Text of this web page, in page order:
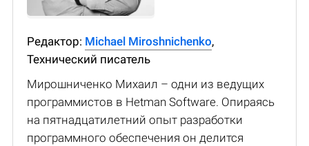
Редактор: Michael Miroshnichenko,
Технический писатель
Мирошниченко Михаил – одни из ведущих
программистов в Hetman Software. Опираясь
на пятнадцатилетний опыт разработки
программного обеспечения он делится